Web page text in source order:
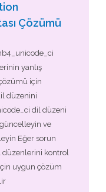
Çözümü
yanlış
için
düzenini
dil düzeni
güncelleyin ve
Eğer sorun
düzenlerini kontrol
uygun çözüm